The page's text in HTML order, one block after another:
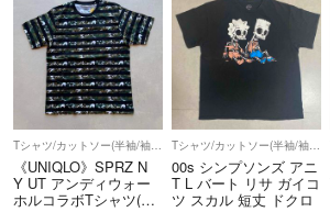
Tシャツ/カットソー(半袖/袖なし)
《UNIQLO》SPRZ N
Y UT アンディウォー
ホルコラボTシャツ(u3
Tシャツ/カットソー(半袖/袖なし)
00s シンプソンズ アニ
T L バート リサ ガイコ
ツ スカル 短丈 ドクロ